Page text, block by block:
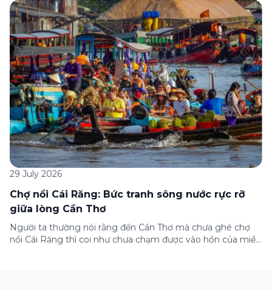
dưới đây sẽ hướng dẫn chi tiết cách tham gia (và hủy tham
gia) gói bảo hiểm này ngay trên ứng dụng Green SM, cùng
những lưu ý quan trọng trước khi […]
29 July 2026
Chợ nổi Cái Răng: Bức tranh sông nước rực rỡ
giữa lòng Cần Thơ
Người ta thường nói rằng đến Cần Thơ mà chưa ghé chợ
nổi Cái Răng thì coi như chưa chạm được vào hồn của miền